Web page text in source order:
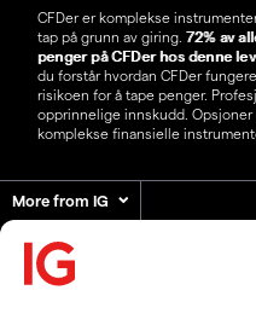
CFDer er komplekse
tap på grunn av giring. 72% av
penger på CFDer hos denne
du forstår hvordan CFDer
risikoen for å tape penger.
opprinnelige innskudd.
komplekse finansielle
More from IG